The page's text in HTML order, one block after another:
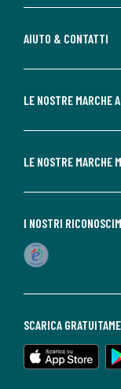
AIUTO & CONTATTI
LE NOSTRE MARCHE
LE NOSTRE MARCHE
SCARICA
I NOSTRI